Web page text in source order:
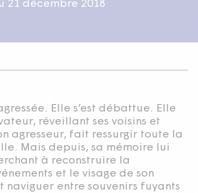
21 décembre 2018
Elle s’est débattue. Elle
réveillant ses voisins et
agresseur, fait ressurgir toute la
Mais depuis, sa mémoire lui
à reconstruire la
et le visage de son
naviguer entre souvenirs fuyants